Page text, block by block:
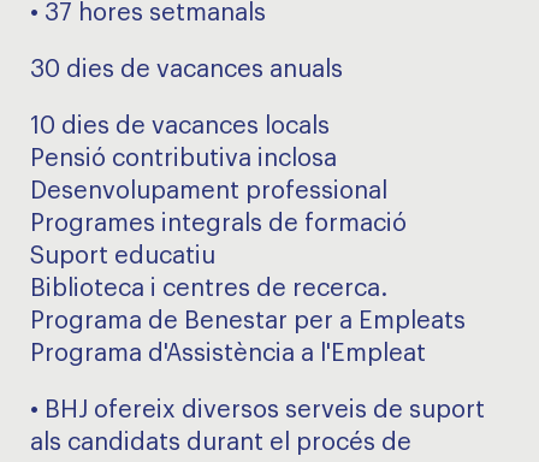
• 37 hores setmanals
30 dies de vacances anuals
10 dies de vacances locals
Pensió contributiva inclosa
Desenvolupament professional
Programes integrals de formació
Suport educatiu
Biblioteca i centres de recerca.
Programa de Benestar per a Empleats
Programa d'Assistència a l'Empleat
• BHJ ofereix diversos serveis de suport
als candidats durant el procés de